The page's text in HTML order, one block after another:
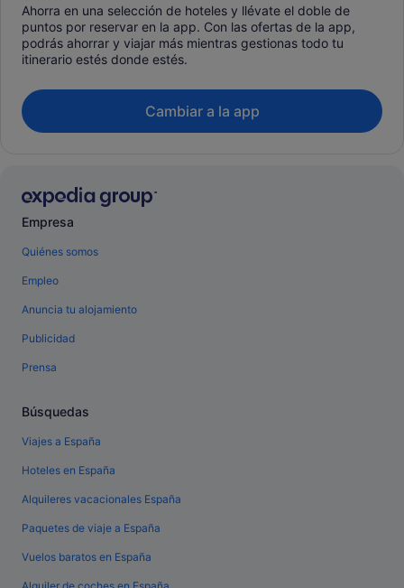
Ahorra en una selección de hoteles y llévate el doble de
puntos por reservar en la app. Con las ofertas de la app,
podrás ahorrar y viajar más mientras gestionas todo tu
itinerario estés donde estés.
Cambiar a la app
Empresa
Quiénes somos
Empleo
Anuncia tu alojamiento
Publicidad
Prensa
Búsquedas
Viajes a España
Hoteles en España
Alquileres vacacionales España
Paquetes de viaje a España
Vuelos baratos en España